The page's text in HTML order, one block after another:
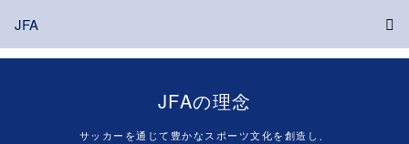
JFA
JFAの理念
サッカーを通じて豊かなスポーツ文化を創造し、